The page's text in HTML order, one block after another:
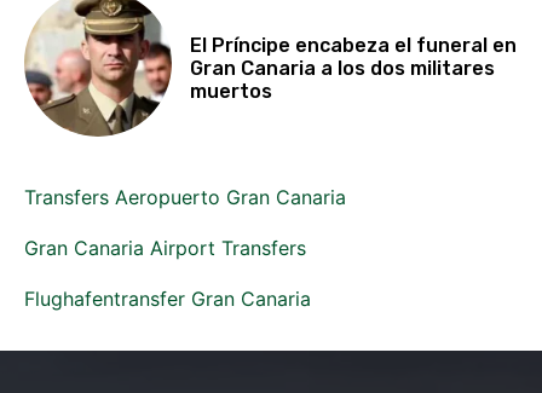
El Príncipe encabeza el funeral en
Gran Canaria a los dos militares
muertos
Transfers Aeropuerto Gran Canaria
Gran Canaria Airport Transfers
Flughafentransfer Gran Canaria